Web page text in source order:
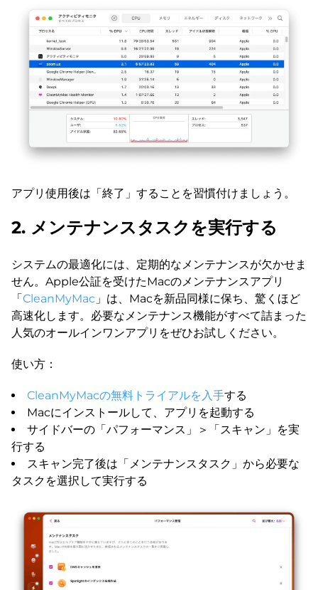
アプリ使用後は「終了」することを習慣付けましょう。
2. メンテナンスタスクを実行する
システムの最適化には、定期的なメンテナンスが欠かせま
せん。Apple公証を受けたMacのメンテナンスアプリ
「 CleanMyMac 」は、Macを新品同様に保ち、驚くほど
高速化します。必要なメンテナンス機能がすべて詰まった
人気のオールインワンアプリをぜひお試しください。
使い方：
CleanMyMacの無料トライアルを入手する
Macにインストールして、アプリを起動する
サイドバーの「パフォーマンス」＞「スキャン」を実
行する
スキャン完了後は「メンテナンスタスク」から必要な
タスクを選択して実行する